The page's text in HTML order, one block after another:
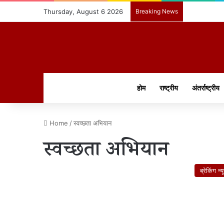
Thursday, August 6 2026 Breaking News
होम राष्ट्रीय अंतर्राष्ट्रीय
Home /स्वच्छता अभियान
स्वच्छता अभियान
ब्रेकिंग